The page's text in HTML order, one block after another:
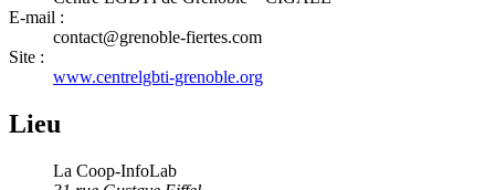
E-mail :
contact@grenoble-fiertes.com
Site :
www.centrelgbti-grenoble.org
Lieu
La Coop-InfoLab